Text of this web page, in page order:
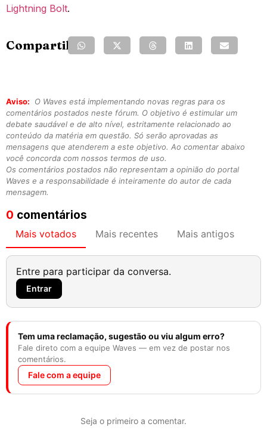
Lightning Bolt.
Compartilhe:
Aviso:
O Waves está implementando novas regras para os
comentários postados neste fórum. O objetivo é estimular um
debate saudável e de alto nível, estritamente relacionado ao
conteúdo da matéria em questão. Só serão aprovadas as
mensagens que atenderem a este objetivo. Ao comentar abaixo
você concorda com nossos termos de uso.
Os comentários postados não representam a opinião do portal
Waves e a responsabilidade é inteiramente do autor de cada
mensagem.
0 comentários
Mais votados Mais recentes Mais antigos
Entre para participar da conversa.
Entrar
Tem uma reclamação, sugestão ou viu algum erro?
Fale direto com a equipe Waves — em vez de postar nos
comentários.
Fale com a equipe
Seja o primeiro a comentar.